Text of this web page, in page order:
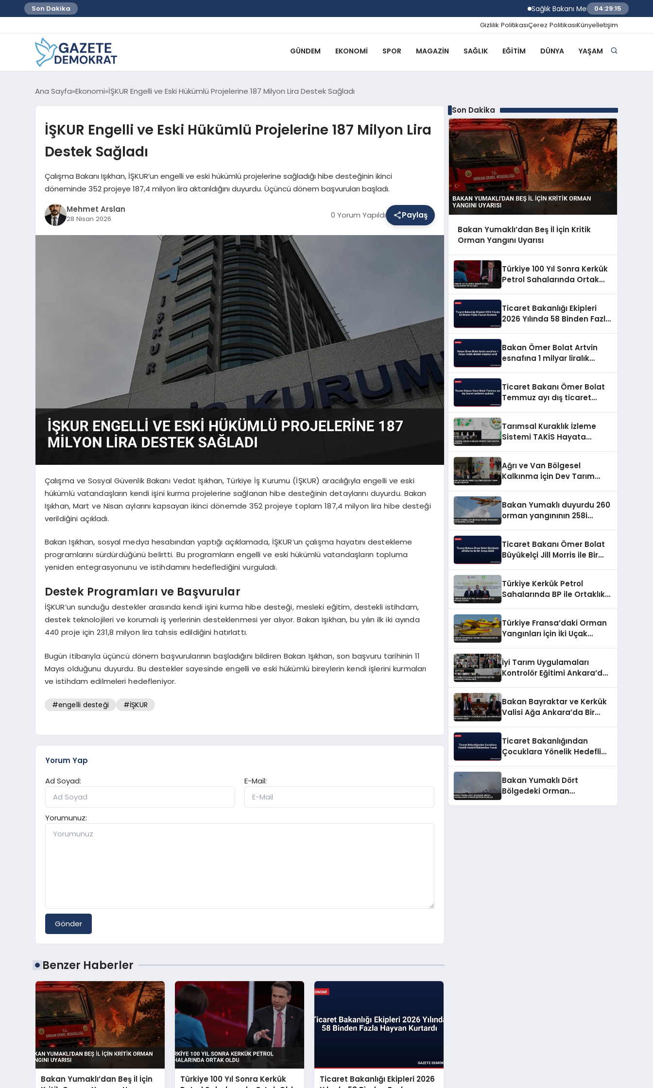
Son Dakika Sağlık Bakanı Memişoğlu Rize Şehir
04:29:16
Gizlilik PolitikasıÇerez PolitikasıKünyeİletişim
GÜNDEM EKONOMI SPOR MAGAZIN SAĞLIK EĞITIM DÜNYA YAŞAM
Ana Sayfa Ekonomi İŞKUR Engelli ve Eski Hükümlü Projelerine 187 Milyon Lira Destek Sağladı
İŞKUR Engelli ve Eski Hükümlü Projelerine 187 Milyon Lira
Destek Sağladı
Çalışma Bakanı Işıkhan, İŞKUR’un engelli ve eski hükümlü projelerine sağladığı hibe desteğinin ikinci
döneminde 352 projeye 187,4 milyon lira aktarıldığını duyurdu. Üçüncü dönem başvuruları başladı.
Mehmet Arslan
28 Nisan 2026 0 Yorum Yapıldı Paylaş
Çalışma ve Sosyal Güvenlik Bakanı Vedat Işıkhan, Türkiye İş Kurumu (İŞKUR) aracılığıyla engelli ve eski
hükümlü vatandaşların kendi işini kurma projelerine sağlanan hibe desteğinin detaylarını duyurdu. Bakan
Işıkhan, Mart ve Nisan aylarını kapsayan ikinci dönemde 352 projeye toplam 187,4 milyon lira hibe desteği
verildiğini açıkladı.
Bakan Işıkhan, sosyal medya hesabından yaptığı açıklamada, İŞKUR’un çalışma hayatını destekleme
programlarını sürdürdüğünü belirtti. Bu programların engelli ve eski hükümlü vatandaşların topluma
yeniden entegrasyonunu ve istihdamını hedeflediğini vurguladı.
Destek Programları ve Başvurular
İŞKUR’un sunduğu destekler arasında kendi işini kurma hibe desteği, mesleki eğitim, destekli istihdam,
destek teknolojileri ve korumalı iş yerlerinin desteklenmesi yer alıyor. Bakan Işıkhan, bu yılın ilk iki ayında
440 proje için 231,8 milyon lira tahsis edildiğini hatırlattı.
Bugün itibarıyla üçüncü dönem başvurularının başladığını bildiren Bakan Işıkhan, son başvuru tarihinin 11
Mayıs olduğunu duyurdu. Bu destekler sayesinde engelli ve eski hükümlü bireylerin kendi işlerini kurmaları
ve istihdam edilmeleri hedefleniyor.
#engelli desteği #İŞKUR
Yorum Yap
Ad Soyad:
E-Mail:
Yorumunuz:
Gönder
Benzer Haberler
Bakan Yumaklı’dan Beş İl İçin
Türkiye 100 Yıl Sonra Kerkük
Ticaret Bakanlığı Ekipleri 2026
Son Dakika
Bakan Yumaklı’dan Beş İl İçin Kritik
Orman Yangını Uyarısı
Türkiye 100 Yıl Sonra Kerkük
Petrol Sahalarında Ortak
Ticaret Bakanlığı Ekipleri
2026 Yılında 58 Binden Fazla
Bakan Ömer Bolat Artvin
esnafına 1 milyar liralık
Ticaret Bakanı Ömer Bolat
Temmuz ayı dış ticaret
Tarımsal Kuraklık İzleme
Sistemi TAKİS Hayata
Ağrı ve Van Bölgesel
Kalkınma İçin Dev Tarım
Bakan Yumaklı duyurdu 260
orman yangınının 258i
Ticaret Bakanı Ömer Bolat
Büyükelçi Jill Morris ile Bir
Türkiye Kerkük Petrol
Sahalarında BP ile Ortaklık
Türkiye Fransa’daki Orman
Yangınları İçin İki Uçak
İyi Tarım Uygulamaları
Kontrolör Eğitimi Ankara’da
Bakan Bayraktar ve Kerkük
Valisi Ağa Ankara’da Bir
Ticaret Bakanlığından
Çocuklara Yönelik Hedefli
Bakan Yumaklı Dört
Bölgedeki Orman